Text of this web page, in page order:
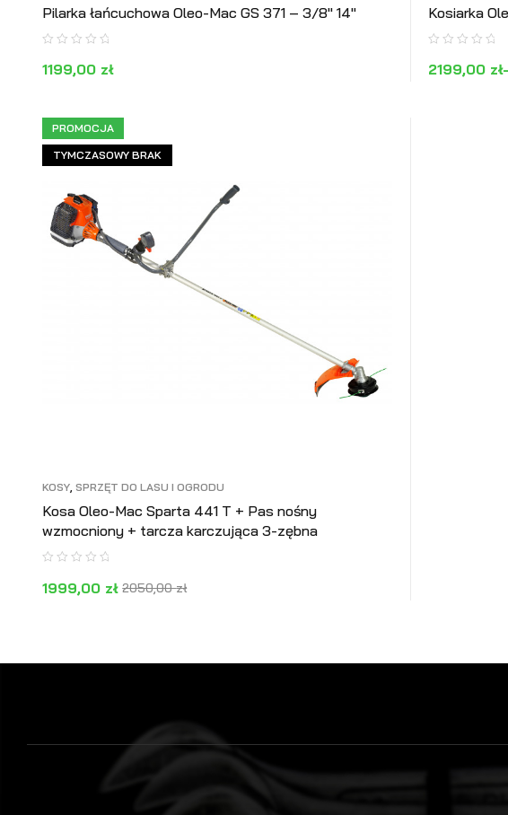
Pilarka łańcuchowa Oleo-Mac GS 371 – 3/8″ 14″
1199,00 zł
Kosiarka
2199,00 zł
PROMOCJA
TYMCZASOWY BRAK
KOSY, SPRZĘT DO LASU I OGRODU
Kosa Oleo-Mac Sparta 441 T + Pas nośny
wzmocniony + tarcza karczująca 3-zębna
2050,00zł
1999,00 zł